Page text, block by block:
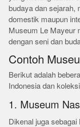
budaya dan sejarah,
domestik maupun
Museum Le Mayeur
dengan seni dan
Contoh
Berikut adalah
Indonesia dan
1. Museum
Dikenal juga